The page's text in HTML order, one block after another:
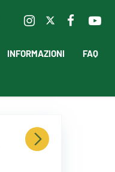
INFORMAZIONI FAQ
next